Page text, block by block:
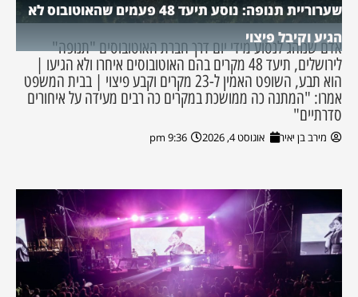
שערוריית תנופה: נוסע תיעד 48 פעמים שהאוטובוס לא
הגיע וקיבל פיצוי
אדם שנוהג לנסוע מידי יום דרך חברת האוטובוסים "תנופה"
לירושלים, תיעד 48 מקרים בהם האוטובוסים איחרו ולא הגיעו |
הוא תבע, השופט האמין ל-23 מקרים וקבע פיצוי | בבית המשפט
אמרו: "המתנה כה ממושכת במקרים כה רבים מעידה על איחורים
סדרתיים"
מירב בן יאיר אוגוסט 4, 2026 9:36 pm